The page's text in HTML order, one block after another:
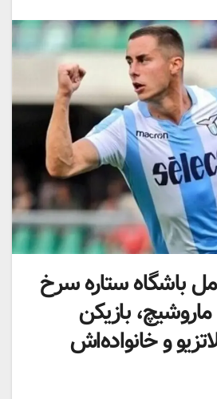
باشگاه ستاره سرخ
ماروشیچ، بازیکن
و خانواده‌اش